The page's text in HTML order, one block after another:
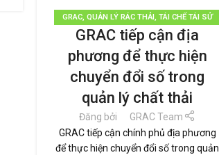
GRAC, QUẢN LÝ RÁC THẢI TÁI CHẾ TÁI SỬ
DỤNG, THƯƠNG HIỆU BỀN VỮNG,TIN TỨC
GRAC tiếp cận địa
phương để thực hiện
chuyển đổi số trong
quản lý chất thải
Đăng bởi
GRAC Team
GRAC tiếp cận chính phủ địa phương
để thực hiện chuyển đổi số trong quản